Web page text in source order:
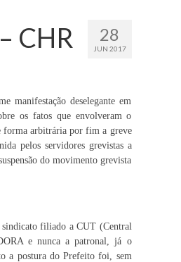
28
JUN 2017
CHR
manifestação deselegante em
os fatos que envolveram o
forma arbitrária por fim a greve
pelos servidores grevistas a
do movimento grevista
sindicato filiado a CUT (Central
e nunca a patronal, já o
a postura do Prefeito foi, sem